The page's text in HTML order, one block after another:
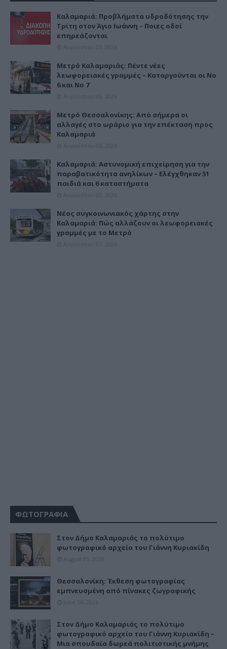
Καλαμαριά: Προβλήματα υδροδότησης την
Τρίτη στον Άγιο Ιωάννη – Ποιες οδοί
επηρεάζονται
Μετρό Καλαμαριάς: Πέντε νέες
λεωφορειακές γραμμές – Καταργούνται οι Νο
6 και Νο 7
Μετρό Θεσσαλονίκης: Από σήμερα οι
αλλαγές στο ωράριο για την επέκταση προς
Καλαμαριά
Καλαμαριά: Αστυνομική επιχείρηση για την
παραβατικότητα ανηλίκων – Ελέγχθηκαν 51
παιδιά και 6 καταστήματα
Νέος συγκοινωνιακός χάρτης στην
Καλαμαριά: Πώς αλλάζουν οι λεωφορειακές
γραμμές με το Μετρό
ΦΩΤΟΓΡΑΦΙΑ
Στον Δήμο Καλαμαριάς το πολύτιμο
φωτογραφικό αρχείο του Γιάννη Κυριακίδη
Θεσσαλονίκη: Έκθεση φωτογραφίας
εμπνευσμένη από πίνακες ζωγραφικής
Στον Δήμο Καλαμαριάς το πολύτιμο
φωτογραφικό αρχείο του Γιάννη Κυριακίδη –
Μια σπουδαία δωρεά πολιτιστικής μνήμης